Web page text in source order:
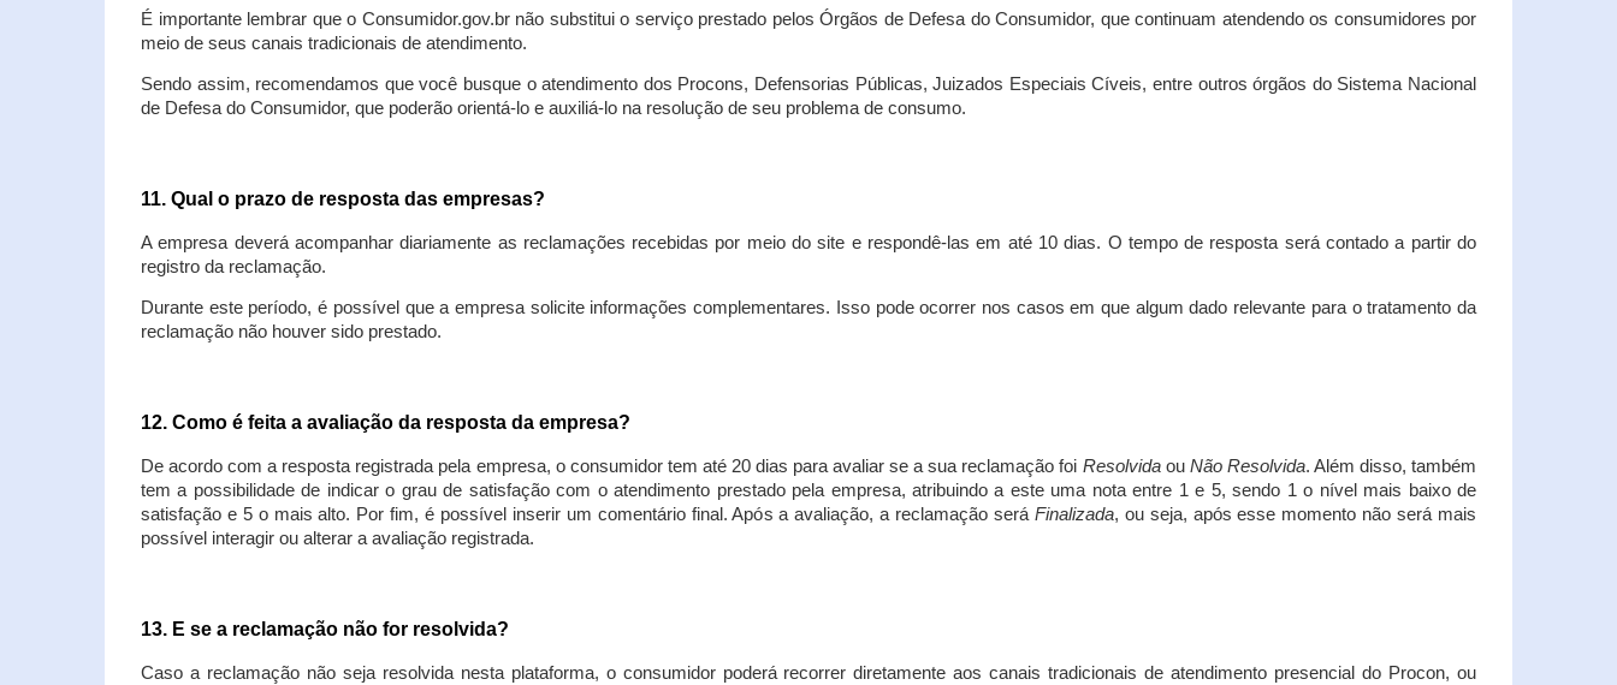
É importante lembrar que o Consumidor.gov.br não substitui o serviço prestado pelos Órgãos de Defesa do Consumidor, que continuam atendendo os consumidores por
meio de seus canais tradicionais de atendimento.
Sendo assim, recomendamos que você busque o atendimento dos Procons, Defensorias Públicas, Juizados Especiais Cíveis, entre outros órgãos do Sistema Nacional
de Defesa do Consumidor, que poderão orientá-lo e auxiliá-lo na resolução de seu problema de consumo.
11. Qual o prazo de resposta das empresas?
A empresa deverá acompanhar diariamente as reclamações recebidas por meio do site e respondê-las em até 10 dias. O tempo de resposta será contado a partir do
registro da reclamação.
Durante este período, é possível que a empresa solicite informações complementares. Isso pode ocorrer nos casos em que algum dado relevante para o tratamento da
reclamação não houver sido prestado.
12. Como é feita a avaliação da resposta da empresa?
De acordo com a resposta registrada pela empresa, o consumidor tem até 20 dias para avaliar se a sua reclamação foi Resolvidaou Não Resolvida. Além disso, também
tem a possibilidade de indicar o grau de satisfação com o atendimento prestado pela empresa, atribuindo a este uma nota entre 1 e 5, sendo 1 o nível mais baixo de
satisfação e 5 o mais alto. Por fim, é possível inserir um comentário final. Após a avaliação, a reclamação será Finalizada, ou seja, após esse momento não será mais
possível interagir ou alterar a avaliação registrada.
13. E se a reclamação não for resolvida?
Caso a reclamação não seja resolvida nesta plataforma, o consumidor poderá recorrer diretamente aos canais tradicionais de atendimento presencial do Procon, ou